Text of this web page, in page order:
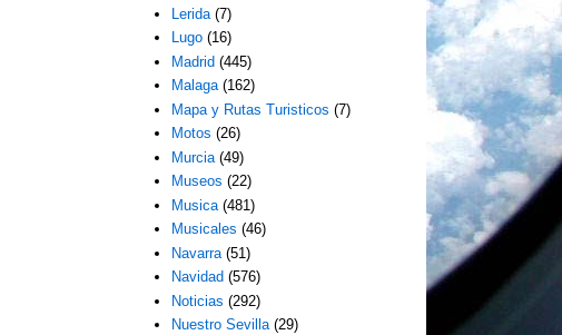
Lerida (7)
Lugo (16)
Madrid (445)
Malaga (162)
Mapa y Rutas Turisticos (7)
Motos (26)
Murcia (49)
Museos (22)
Musica (481)
Musicales (46)
Navarra (51)
Navidad (576)
Noticias (292)
Nuestro Sevilla (29)